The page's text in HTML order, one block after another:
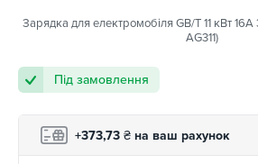
Зарядка для електромобіля GB/T 11 кВт
AG311)
Під замовлення
+373,73 ₴ на ваш рахунок